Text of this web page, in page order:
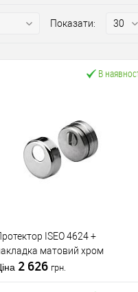
Показати:
В
ISEO 4624 +
матовий хром
2 626 грн.